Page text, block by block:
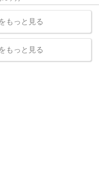
もっと見る
もっと見る